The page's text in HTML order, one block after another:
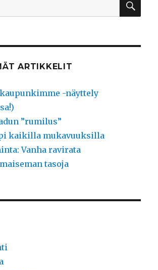
ARTIKKELIT
-näyttely
”rumilus”
kaikilla mukavuuksilla
Vanha ravirata
tasoja